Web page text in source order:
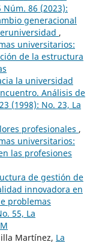
86 (2023):
generacional
,
universitarios:
de la estructura
la universidad
Análisis de
(1998): No. 23, La
profesionales ,
universitarios:
las profesiones
de gestión de
innovadora en
problemas
55, La
Martínez, La